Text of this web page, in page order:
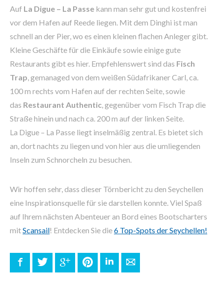
Auf La Digue – La Passe kann man sehr gut und kostenfrei
vor dem Hafen auf Reede liegen. Mit dem Dinghi ist man
schnell an der Pier, wo es einen kleinen flachen Anleger gibt.
Kleine Geschäfte für die Einkäufe sowie einige gute
Restaurants gibt es hier. Empfehlenswert sind das Fisch
Trap, gemanaged von dem weißen Südafrikaner Carl, ca.
100 m rechts vom Hafen auf der rechten Seite, sowie
das Restaurant Authentic, gegenüber vom Fisch Trap die
Straße hinein und nach ca. 200 m auf der linken Seite.
La Digue – La Passe liegt inselmäßig zentral. Es bietet sich
an, dort nachts zu liegen und von hier aus die umliegenden
Inseln zum Schnorcheln zu besuchen.
Wir hoffen sehr, dass dieser Törnbericht zu den Seychellen
eine Inspirationsquelle für sie darstellen konnte. Viel Spaß
auf Ihrem nächsten Abenteuer an Bord eines Bootscharters
mitScansail! Entdecken Sie die6 Top-Spots der Seychellen!
FacebookTwitter Google+ PinterestLinkedInE-mail